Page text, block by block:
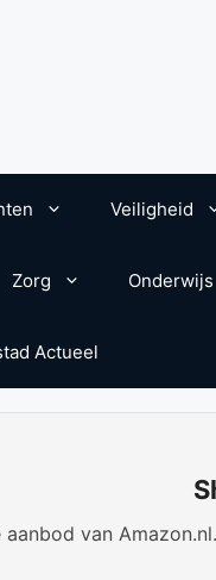
Veiligheid
Zorg Onderwijs
Actueel
aanbod van